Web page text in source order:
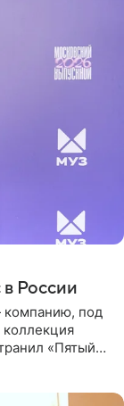
в России
компанию, под
коллекция
«Пятый